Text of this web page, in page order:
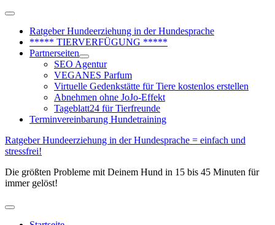
Zum
springen
Above
HeaderRatgeber Hundeerziehung in der Hundesprache
***** TIERVERFÜGUNG *****
Partnerseiten
SEO Agentur
VEGANES Parfum
Virtuelle Gedenkstätte für Tiere kostenlos erstellen
Abnehmen ohne JoJo-Effekt
Tageblatt24 für Tierfreunde
Terminvereinbarung Hundetraining
Ratgeber Hundeerziehung in der Hundesprache = einfach und
stressfrei!
Die größten Probleme mit Deinem Hund in 15 bis 45 Minuten für
immer gelöst!
Hauptmenü